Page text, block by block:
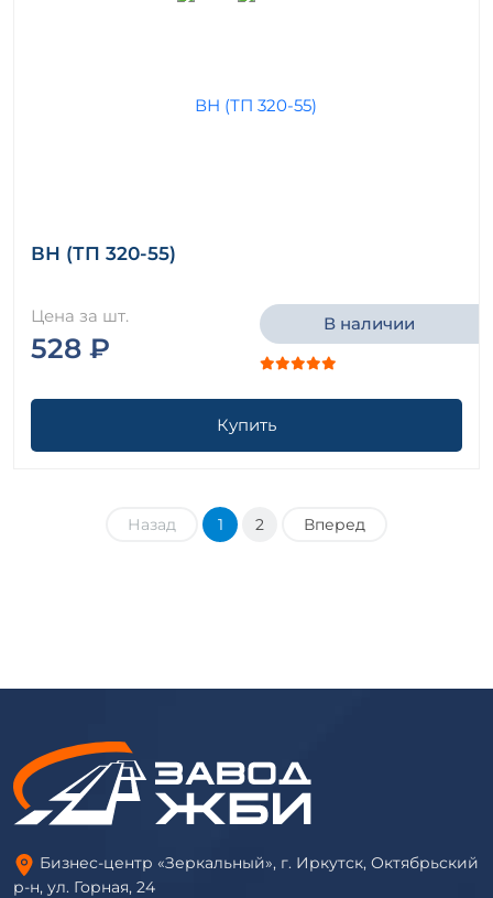
ВН (ТП 320-55)
Цена за шт.
528 ₽
В наличии
Купить
Назад 1 2 Вперед
Бизнес-центр «Зеркальный», г. Иркутск, Октябрьский
р-н, ул. Горная, 24